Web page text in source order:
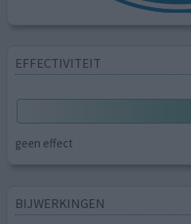
EFFECTIVITEIT
geen effect
BIJWERKINGEN